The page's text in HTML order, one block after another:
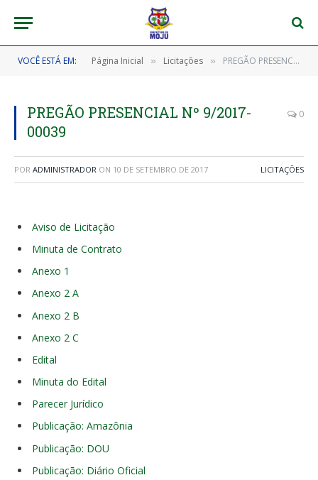
VOCÊ ESTÁ EM: Página Inicial » Licitações » PREGÃO PRESENCIAL Nº 9/2017-00039
PREGÃO PRESENCIAL Nº 9/2017-
00039
0
POR ADMINISTRADOR ON 10 DE SETEMBRO DE 2017 LICITAÇÕES
Aviso de Licitação
Minuta de Contrato
Anexo 1
Anexo 2 A
Anexo 2 B
Anexo 2 C
Edital
Minuta do Edital
Parecer Jurídico
Publicação: Amazônia
Publicação: DOU
Publicação: Diário Oficial